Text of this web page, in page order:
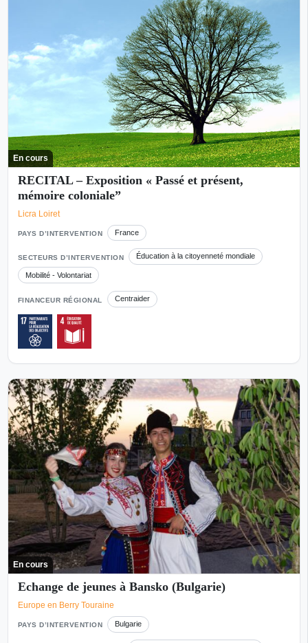
En cours
RECITAL – Exposition « Passé et présent,
mémoire coloniale”
Licra Loiret
PAYS D’INTERVENTION France
SECTEURS D’INTERVENTION Éducation à la citoyenneté mondiale
Mobilité - Volontariat
FINANCEUR RÉGIONAL Centraider
En cours
Echange de jeunes à Bansko (Bulgarie)
Europe en Berry Touraine
PAYS D’INTERVENTION Bulgarie